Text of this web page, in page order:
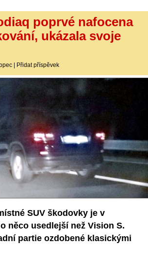
poprvé nafocena
ukázala svoje
| Přidat příspěvek
SUV škodovky je v
něco usedlejší než Vision S.
partie ozdobené klasickými